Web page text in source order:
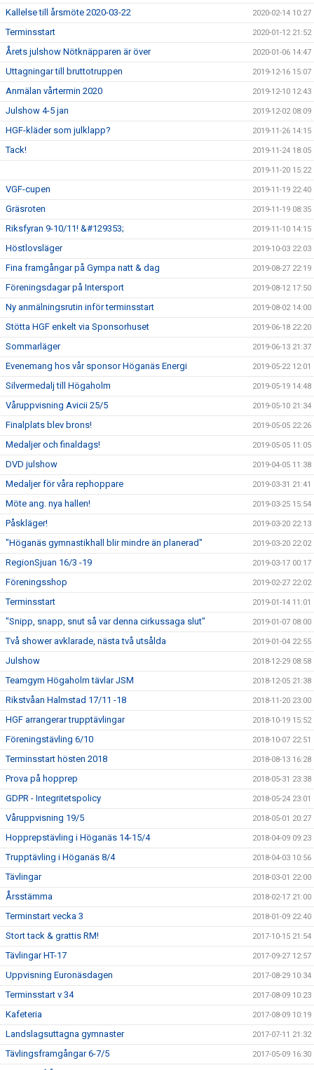
Kallelse till årsmöte 2020-03-22 2020-02-14 10:27
Terminsstart 2020-01-12 21:52
Årets julshow Nötknäpparen är över 2020-01-06 14:47
Uttagningar till bruttotruppen 2019-12-16 15:07
Anmälan vårtermin 2020 2019-12-10 12:43
Julshow 4-5 jan 2019-12-02 08:09
HGF-kläder som julklapp? 2019-11-26 14:15
Tack! 2019-11-24 18:05
2019-11-20 15:22
VGF-cupen 2019-11-19 22:40
Gräsroten 2019-11-19 08:35
Riksfyran 9-10/11! &#129353; 2019-11-10 14:15
Höstlovsläger 2019-10-03 22:03
Fina framgångar på Gympa natt & dag 2019-08-27 22:19
Föreningsdagar på Intersport 2019-08-12 17:50
Ny anmälningsrutin inför terminsstart 2019-08-02 14:00
Stötta HGF enkelt via Sponsorhuset 2019-06-18 22:20
Sommarläger 2019-06-13 21:37
Evenemang hos vår sponsor Höganäs Energi 2019-05-22 12:01
Silvermedalj till Högaholm 2019-05-19 14:48
Våruppvisning Avicii 25/5 2019-05-10 21:34
Finalplats blev brons! 2019-05-05 22:26
Medaljer och finaldags! 2019-05-05 11:05
DVD julshow 2019-04-05 11:38
Medaljer för våra rephoppare 2019-03-31 21:41
Möte ang. nya hallen! 2019-03-25 15:54
Påskläger! 2019-03-20 22:13
"Höganäs gymnastikhall blir mindre än planerad" 2019-03-20 22:02
RegionSjuan 16/3 -19 2019-03-17 00:17
Föreningsshop 2019-02-27 22:02
Terminsstart 2019-01-14 11:01
"Snipp, snapp, snut så var denna cirkussaga slut" 2019-01-07 08:00
Två shower avklarade, nästa två utsålda 2019-01-04 22:55
Julshow 2018-12-29 08:58
Teamgym Högaholm tävlar JSM 2018-12-05 21:38
Rikstvåan Halmstad 17/11 -18 2018-11-20 23:00
HGF arrangerar trupptävlingar 2018-10-19 15:52
Föreningstävling 6/10 2018-10-07 22:51
Terminsstart hösten 2018 2018-08-13 16:28
Prova på hopprep 2018-05-31 23:38
GDPR - Integritetspolicy 2018-05-24 23:01
Våruppvisning 19/5 2018-05-01 20:27
Hopprepstävling i Höganäs 14-15/4 2018-04-09 09:23
Trupptävling i Höganäs 8/4 2018-04-03 10:56
Tävlingar 2018-03-01 22:00
Årsstämma 2018-02-17 21:00
Terminstart vecka 3 2018-01-09 22:40
Stort tack & grattis RM! 2017-10-15 21:54
Tävlingar HT-17 2017-09-27 12:57
Uppvisning Euronäsdagen 2017-08-29 10:34
Terminsstart v 34 2017-08-09 10:23
Kafeteria 2017-08-09 10:19
Landslagsuttagna gymnaster 2017-07-11 21:32
Tävlingsframgångar 6-7/5 2017-05-09 16:30